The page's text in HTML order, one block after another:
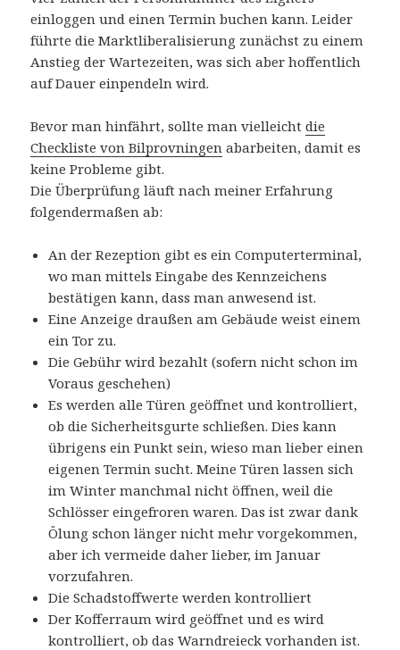
einloggen und einen Termin buchen kann. Leider
führte die Marktliberalisierung zunächst zu einem
Anstieg der Wartezeiten, was sich aber hoffentlich
auf Dauer einpendeln wird.
Bevor man hinfährt, sollte man vielleichtdie
Checkliste von Bilprovningen abarbeiten, damit es
keine Probleme gibt.
Die Überprüfung läuft nach meiner Erfahrung
folgendermaßen ab:
An der Rezeption gibt es ein Computerterminal,
wo man mittels Eingabe des Kennzeichens
bestätigen kann, dass man anwesend ist.
Eine Anzeige draußen am Gebäude weist einem
ein Tor zu.
Die Gebühr wird bezahlt (sofern nicht schon im
Voraus geschehen)
Es werden alle Türen geöffnet und kontrolliert,
ob die Sicherheitsgurte schließen. Dies kann
übrigens ein Punkt sein, wieso man lieber einen
eigenen Termin sucht. Meine Türen lassen sich
im Winter manchmal nicht öffnen, weil die
Schlösser eingefroren waren. Das ist zwar dank
Ölung schon länger nicht mehr vorgekommen,
aber ich vermeide daher lieber, im Januar
vorzufahren.
Die Schadstoffwerte werden kontrolliert
Der Kofferraum wird geöffnet und es wird
kontrolliert, ob das Warndreieck vorhanden ist.